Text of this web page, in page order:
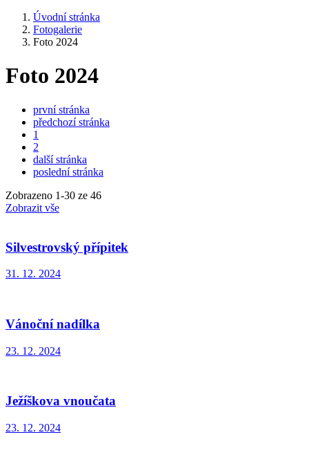
Úvodní stránka
Fotogalerie
Foto 2024
Foto 2024
první stránka
předchozí stránka
1
2
další stránka
poslední stránka
Zobrazeno 1-30 ze 46
Zobrazit vše
Silvestrovský přípitek
31. 12. 2024
Vánoční nadílka
23. 12. 2024
Ježíškova vnoučata
23. 12. 2024